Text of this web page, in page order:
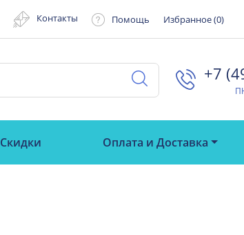
Контакты Помощь Избранное (0)
+7
Скидки Оплата и Доставка